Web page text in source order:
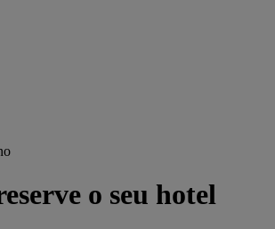
o seu hotel